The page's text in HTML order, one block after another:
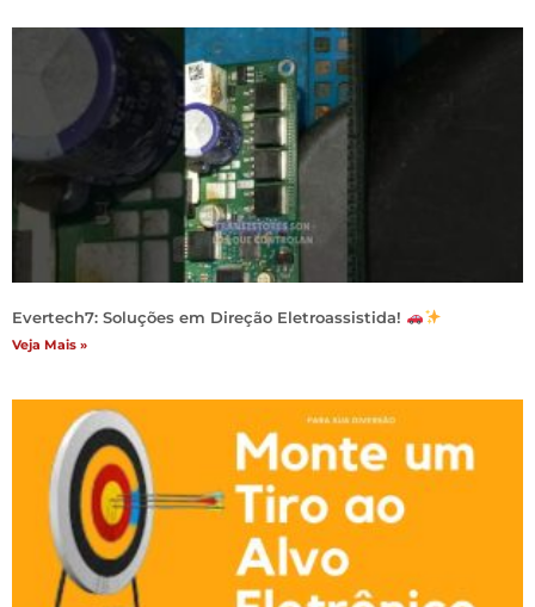
Evertech7: Soluções em Direção Eletroassistida!
Veja Mais »